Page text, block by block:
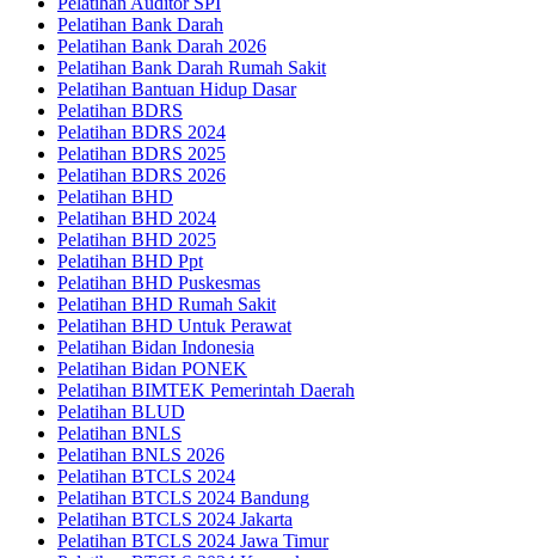
Pelatihan Bank Darah
Pelatihan Bank Darah 2026
Pelatihan Bank Darah Rumah Sakit
Pelatihan Bantuan Hidup Dasar
Pelatihan BDRS
Pelatihan BDRS 2024
Pelatihan BDRS 2025
Pelatihan BDRS 2026
Pelatihan BHD
Pelatihan BHD 2024
Pelatihan BHD 2025
Pelatihan BHD Ppt
Pelatihan BHD Puskesmas
Pelatihan BHD Rumah Sakit
Pelatihan BHD Untuk Perawat
Pelatihan Bidan Indonesia
Pelatihan Bidan PONEK
Pelatihan BIMTEK Pemerintah Daerah
Pelatihan BLUD
Pelatihan BNLS
Pelatihan BNLS 2026
Pelatihan BTCLS 2024
Pelatihan BTCLS 2024 Bandung
Pelatihan BTCLS 2024 Jakarta
Pelatihan BTCLS 2024 Jawa Timur